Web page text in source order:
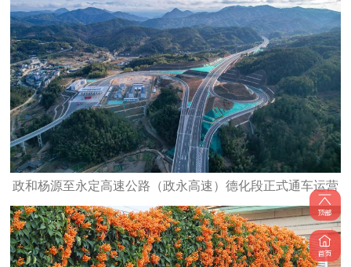
政和杨源至永定高速公路（政永高速）德化段正式通车运营